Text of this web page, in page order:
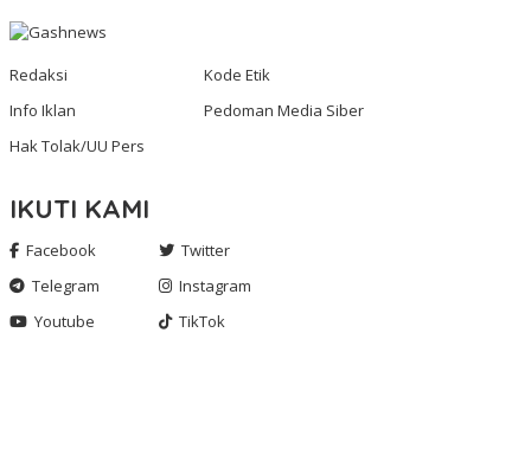
Redaksi
Kode Etik
Info Iklan
Pedoman Media Siber
Hak Tolak/UU Pers
IKUTI KAMI
Facebook
Twitter
Telegram
Instagram
Youtube
TikTok